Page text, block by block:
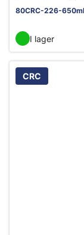
80CRC-226-650ml
I lager
CRC